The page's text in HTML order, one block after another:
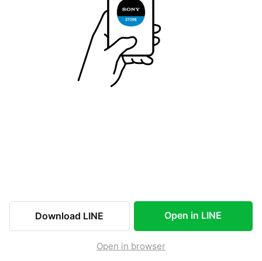
Download LINE Open in LINE
Open in browser